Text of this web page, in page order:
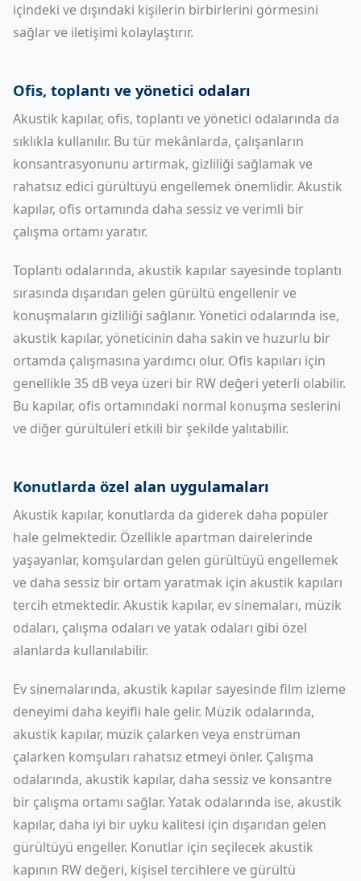
içindeki ve dışındaki kişilerin birbirlerini görmesini
sağlar ve iletişimi kolaylaştırır.
Ofis, toplantı ve yönetici odaları
Akustik kapılar, ofis, toplantı ve yönetici odalarında da
sıklıkla kullanılır. Bu tür mekânlarda, çalışanların
konsantrasyonunu artırmak, gizliliği sağlamak ve
rahatsız edici gürültüyü engellemek önemlidir. Akustik
kapılar, ofis ortamında daha sessiz ve verimli bir
çalışma ortamı yaratır.
Toplantı odalarında, akustik kapılar sayesinde toplantı
sırasında dışarıdan gelen gürültü engellenir ve
konuşmaların gizliliği sağlanır. Yönetici odalarında ise,
akustik kapılar, yöneticinin daha sakin ve huzurlu bir
ortamda çalışmasına yardımcı olur. Ofis kapıları için
genellikle 35 dB veya üzeri bir RW değeri yeterli olabilir.
Bu kapılar, ofis ortamındaki normal konuşma seslerini
ve diğer gürültüleri etkili bir şekilde yalıtabilir.
Konutlarda özel alan uygulamaları
Akustik kapılar, konutlarda da giderek daha popüler
hale gelmektedir. Özellikle apartman dairelerinde
yaşayanlar, komşulardan gelen gürültüyü engellemek
ve daha sessiz bir ortam yaratmak için akustik kapıları
tercih etmektedir. Akustik kapılar, ev sinemaları, müzik
odaları, çalışma odaları ve yatak odaları gibi özel
alanlarda kullanılabilir.
Ev sinemalarında, akustik kapılar sayesinde film izleme
deneyimi daha keyifli hale gelir. Müzik odalarında,
akustik kapılar, müzik çalarken veya enstrüman
çalarken komşuları rahatsız etmeyi önler. Çalışma
odalarında, akustik kapılar, daha sessiz ve konsantre
bir çalışma ortamı sağlar. Yatak odalarında ise, akustik
kapılar, daha iyi bir uyku kalitesi için dışarıdan gelen
gürültüyü engeller. Konutlar için seçilecek akustik
kapının RW değeri, kişisel tercihlere ve gürültü